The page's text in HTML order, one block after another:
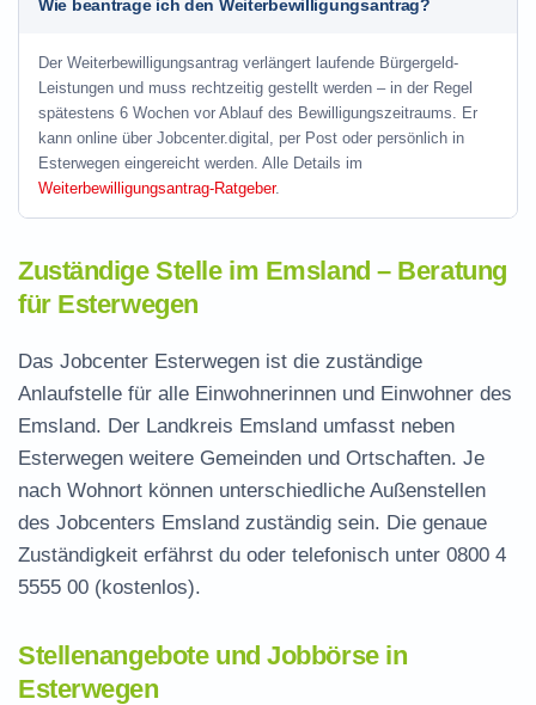
Wie beantrage ich den Weiterbewilligungsantrag?
Der Weiterbewilligungsantrag verlängert laufende Bürgergeld-
Leistungen und muss rechtzeitig gestellt werden – in der Regel
spätestens 6 Wochen vor Ablauf des Bewilligungszeitraums. Er
kann online über Jobcenter.digital, per Post oder persönlich in
Esterwegen eingereicht werden. Alle Details im
Weiterbewilligungsantrag-Ratgeber.
Zuständige Stelle im Emsland – Beratung
für Esterwegen
Das Jobcenter Esterwegen ist die zuständige
Anlaufstelle für alle Einwohnerinnen und Einwohner des
Emsland. Der Landkreis Emsland umfasst neben
Esterwegen weitere Gemeinden und Ortschaften. Je
nach Wohnort können unterschiedliche Außenstellen
des Jobcenters Emsland zuständig sein. Die genaue
Zuständigkeit erfährst du oder telefonisch unter 0800 4
5555 00 (kostenlos).
Stellenangebote und Jobbörse in
Esterwegen